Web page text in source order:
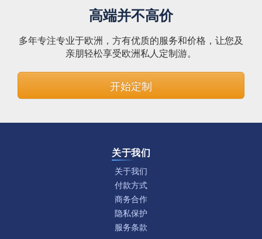
高端并不高价
多年专注专业于欧洲，方有优质的服务和价格，让您及
亲朋轻松享受欧洲私人定制游。
开始定制
关于我们
关于我们
付款方式
商务合作
隐私保护
服务条款